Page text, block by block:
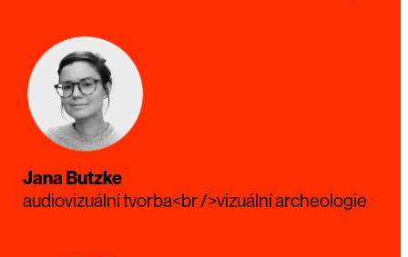
Jana Butzke
audiovizuální tvorba<br />vizuální archeologie